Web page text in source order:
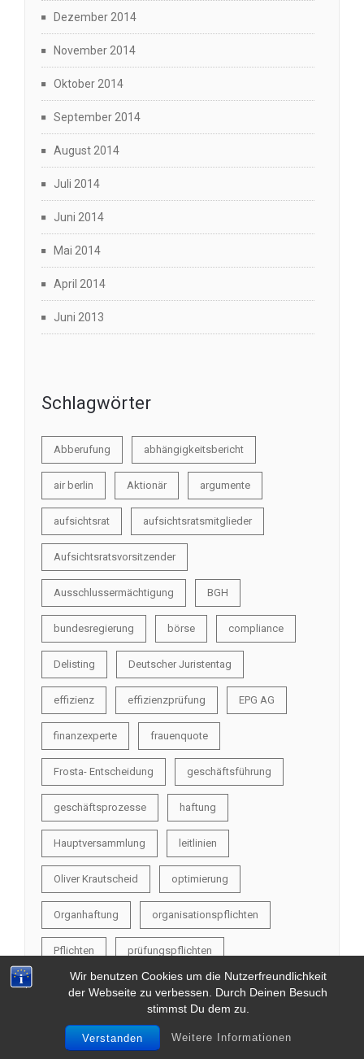
Wir benutzen Cookies um die Nutzerfreundlichkeit
der Webseite zu verbessen. Durch Deinen Besuch
stimmst Du dem zu.
Verstanden Weitere Informationen
Dezember 2014
November 2014
Oktober 2014
September 2014
August 2014
Juli 2014
Juni 2014
Mai 2014
April 2014
Juni 2013
Schlagwörter
Abberufung abhängigkeitsbericht
air berlin Aktionär argumente
aufsichtsrat aufsichtsratsmitglieder
Aufsichtsratsvorsitzender
Ausschlussermächtigung BGH
bundesregierung börse compliance
Delisting Deutscher Juristentag
effizienz effizienzprüfung EPG AG
finanzexperte frauenquote
Frosta- Entscheidung geschäftsführung
geschäftsprozesse haftung
Hauptversammlung leitlinien
Oliver Krautscheid optimierung
Organhaftung organisationspflichten
Pflichten prüfungspflichten
Reformvorschläge Schuler AG
Solarpraxis AG Swarco Traffic Holding AG